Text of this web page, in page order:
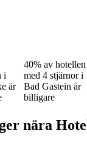
i
är
40% av hotellen
med 4 stjärnor i
Bad Gastein är
billigare
nära